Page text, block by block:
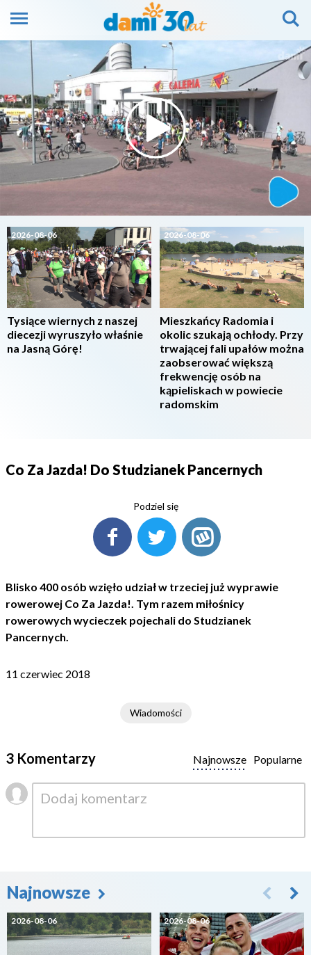
2026-08-06
Tysiące wiernych z naszej
diecezji wyruszyło właśnie
na Jasną Górę!
2026-08-06
Mieszkańcy Radomia i
okolic szukają ochłody. Przy
trwającej fali upałów można
zaobserować większą
frekwencję osób na
kąpieliskach w powiecie
radomskim
Co Za Jazda! Do Studzianek Pancernych
Podziel się
Blisko 400 osób wzięło udział w trzeciej już wyprawie
rowerowej Co Za Jazda!. Tym razem miłośnicy
rowerowych wycieczek pojechali do Studzianek
Pancernych.
11 czerwiec 2018
Wiadomości
3 Komentarzy Popularne
Najnowsze
Najnowsze
2026-08-06 2026-08-06